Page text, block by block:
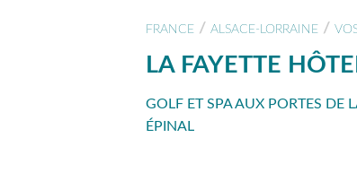
FRANCE / ALSACE-LORRAINE /
LA FAYETTE
GOLF ET SPA AUX PORTES
ÉPINAL